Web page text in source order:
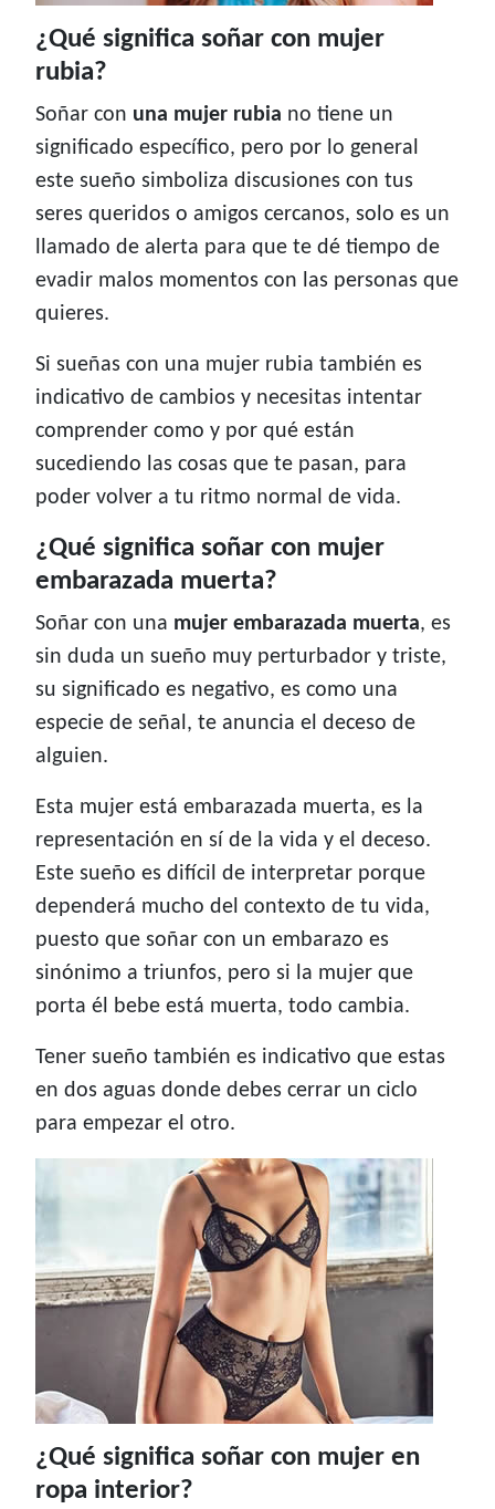
¿Qué significa soñar con mujer
rubia?
Soñar con una mujer rubia no tiene un
significado específico, pero por lo general
este sueño simboliza discusiones con tus
seres queridos o amigos cercanos, solo es un
llamado de alerta para que te dé tiempo de
evadir malos momentos con las personas que
quieres.
Si sueñas con una mujer rubia también es
indicativo de cambios y necesitas intentar
comprender como y por qué están
sucediendo las cosas que te pasan, para
poder volver a tu ritmo normal de vida.
¿Qué significa soñar con mujer
embarazada muerta?
Soñar con una mujer embarazada muerta, es
sin duda un sueño muy perturbador y triste,
su significado es negativo, es como una
especie de señal, te anuncia el deceso de
alguien.
Esta mujer está embarazada muerta, es la
representación en sí de la vida y el deceso.
Este sueño es difícil de interpretar porque
dependerá mucho del contexto de tu vida,
puesto que soñar con un embarazo es
sinónimo a triunfos, pero si la mujer que
porta él bebe está muerta, todo cambia.
Tener sueño también es indicativo que estas
en dos aguas donde debes cerrar un ciclo
para empezar el otro.
¿Qué significa soñar con mujer en
ropa interior?